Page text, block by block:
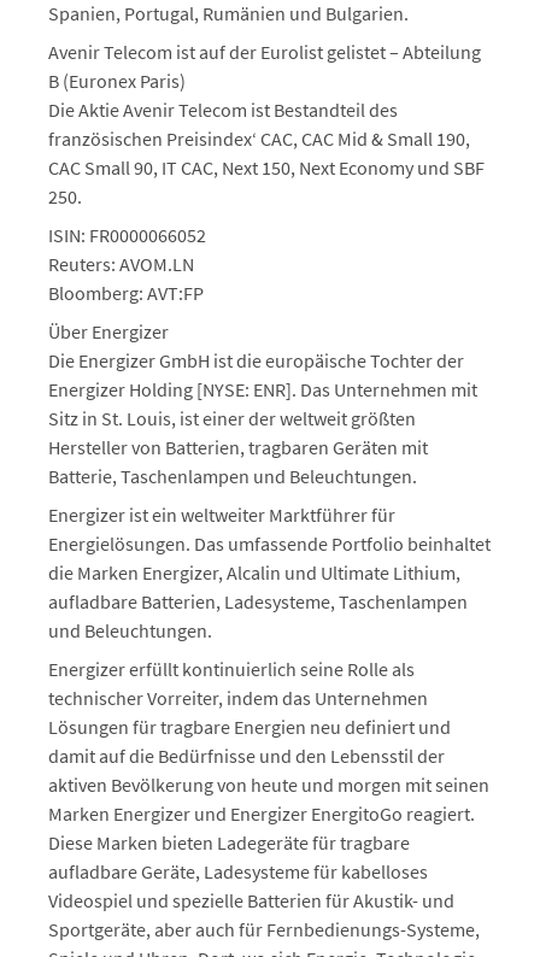
Spanien, Portugal, Rumänien und Bulgarien.
Avenir Telecom ist auf der Eurolist gelistet – Abteilung
B (Euronex Paris)
Die Aktie Avenir Telecom ist Bestandteil des
französischen Preisindex‘ CAC, CAC Mid & Small 190,
CAC Small 90, IT CAC, Next 150, Next Economy und SBF
250.
ISIN: FR0000066052
Reuters: AVOM.LN
Bloomberg: AVT:FP
Über Energizer
Die Energizer GmbH ist die europäische Tochter der
Energizer Holding [NYSE: ENR]. Das Unternehmen mit
Sitz in St. Louis, ist einer der weltweit größten
Hersteller von Batterien, tragbaren Geräten mit
Batterie, Taschenlampen und Beleuchtungen.
Energizer ist ein weltweiter Marktführer für
Energielösungen. Das umfassende Portfolio beinhaltet
die Marken Energizer, Alcalin und Ultimate Lithium,
aufladbare Batterien, Ladesysteme, Taschenlampen
und Beleuchtungen.
Energizer erfüllt kontinuierlich seine Rolle als
technischer Vorreiter, indem das Unternehmen
Lösungen für tragbare Energien neu definiert und
damit auf die Bedürfnisse und den Lebensstil der
aktiven Bevölkerung von heute und morgen mit seinen
Marken Energizer und Energizer EnergitoGo reagiert.
Diese Marken bieten Ladegeräte für tragbare
aufladbare Geräte, Ladesysteme für kabelloses
Videospiel und spezielle Batterien für Akustik- und
Sportgeräte, aber auch für Fernbedienungs-Systeme,